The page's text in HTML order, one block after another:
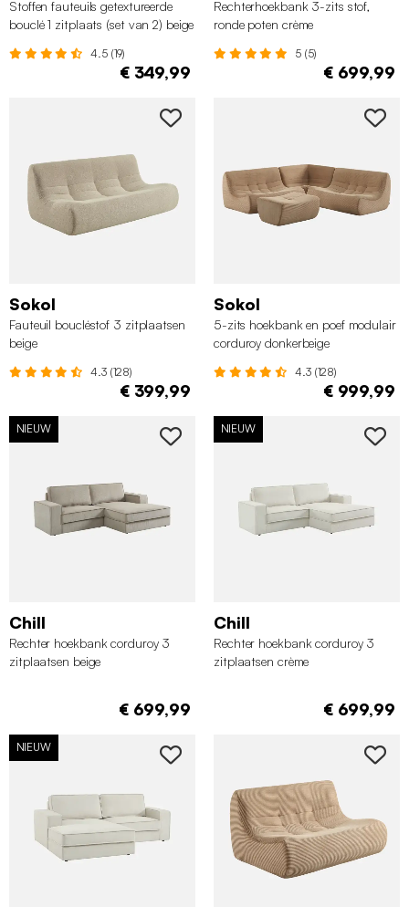
Stoffen fauteuils getextureerde
bouclé 1 zitplaats (set van 2) beige
4.5 (19)
€ 349,99
Rechterhoekbank 3-zits stof,
ronde poten crème
5 (5)
€ 699,99
Sokol
Fauteuil boucléstof 3 zitplaatsen
beige
4.3 (128)
€ 399,99
Sokol
5-zits hoekbank en poef modulair
corduroy donkerbeige
4.3 (128)
€ 999,99
NIEUW
Chill
Rechter hoekbank corduroy 3
zitplaatsen beige
€ 699,99
NIEUW
Chill
Rechter hoekbank corduroy 3
zitplaatsen crème
€ 699,99
NIEUW